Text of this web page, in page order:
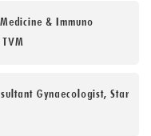
& Immuno
Gynaecologist, Star